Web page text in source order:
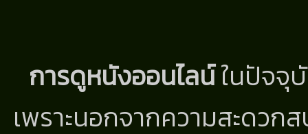
การดูหนังออนไลน์ในปัจจุ
เพราะนอกจากความสะดว